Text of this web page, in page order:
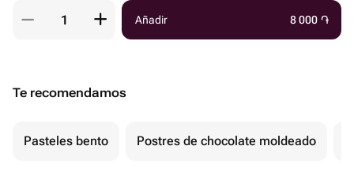
Añadir 8 000 ֏
Te recomendamos
Pasteles bento Postres de chocolate moldeado